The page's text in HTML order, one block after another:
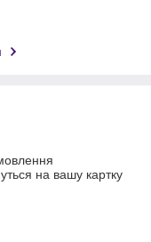
на вашу картку